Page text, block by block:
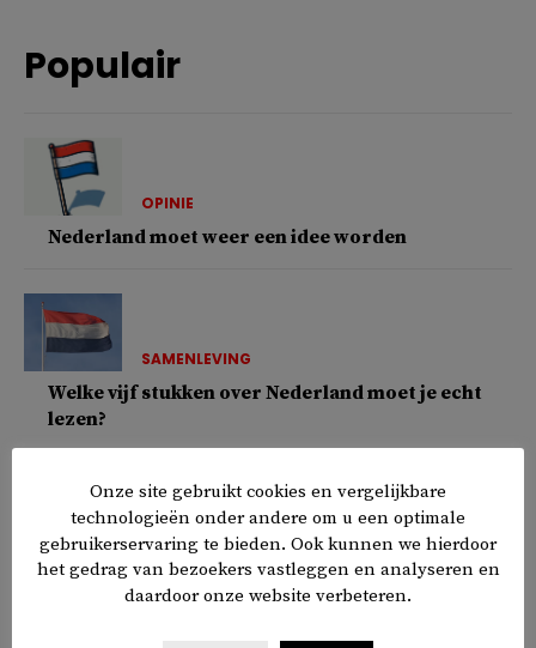
Populair
OPINIE
Nederland moet weer een idee worden
SAMENLEVING
Welke vijf stukken over Nederland moet je echt
lezen?
SAMENLEVING
Zomerlezen: van klassiekers tot nieuwe
favorieten
Onze site gebruikt cookies en vergelijkbare
technologieën onder andere om u een optimale
gebruikerservaring te bieden. Ook kunnen we hierdoor
het gedrag van bezoekers vastleggen en analyseren en
daardoor onze website verbeteren.